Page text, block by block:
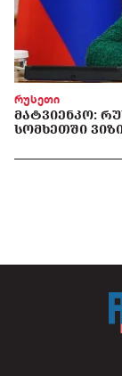
რუსეთი
ᲛᲐᲢᲕᲘᲔᲜᲙᲝ:
ᲡᲝᲛᲮᲔᲗᲨᲘ